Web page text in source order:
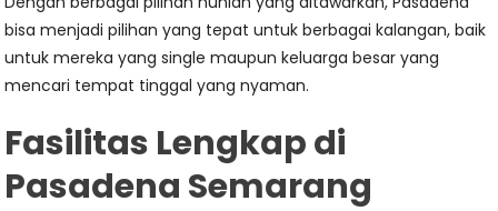
bisa menjadi pilihan yang tepat untuk berbagai kalangan, baik
untuk mereka yang single maupun keluarga besar yang
mencari tempat tinggal yang nyaman.
Fasilitas Lengkap di
Pasadena Semarang